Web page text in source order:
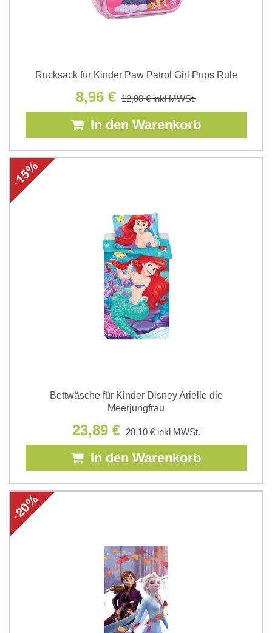
Rucksack für Kinder Paw Patrol Girl Pups Rule
8,96 € 12,80 €inkl MWSt.
In den Warenkorb
Bettwäsche für Kinder Disney Arielle die
Meerjungfrau
23,89 € 28,10 €inkl MWSt.
In den Warenkorb